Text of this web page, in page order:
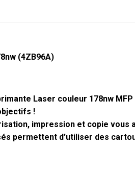
(4ZB96A)
Laser couleur 178nw MFP
!
impression et copie
permettent d’utiliser des